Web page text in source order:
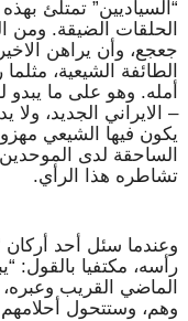
“السياديين” تمتلئ
الحلقات الضيقة. ومن
جعجع، وأن يراهن
الطائفة الشيعية،
أمله. وهو على ما يبدو
– الايراني الجديد،
يكون فيها الشيعي
الساحقة لدى
تشاطره هذا الرأي.
وعندما سئل أحد أركان
رأسه، مكتفيا بالقول:
الماضي القريب
وهم، وستتحول